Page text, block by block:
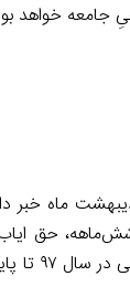
جامعه خواهد
ماه
حق
هزینه ناهار برای